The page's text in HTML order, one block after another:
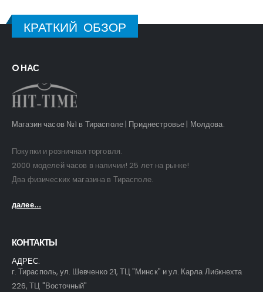
КРАТКИЙ ОБЗОР
O НАС
Магазин часов №1 в Тирасполе | Приднестровье | Молдова.
Покупки и розничная торговля.
2000 моделей часов в наличии! 25 лет на рынке!
Два физических магазина в Тирасполе.
далее...
КОНТАКТЫ
АДРЕС:
г. Тирасполь, ул. Шевченко 21, ТЦ "Минск" и ул. Карла Либкнехта
226, ТЦ "Восточный"